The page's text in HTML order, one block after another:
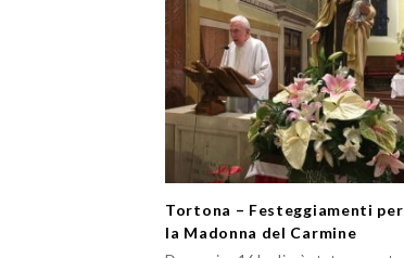
Tortona – Festeggiamenti per
la Madonna del Carmine